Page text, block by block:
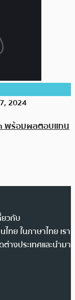
2024
พร้อมผลตอบแทน
วกับ
ทย ในภาษาไทย เรา
างประเทศและนำมา